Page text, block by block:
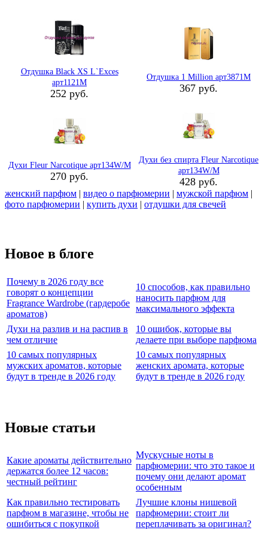
Отдушка Black XS L`Exces
арт1121M
252 руб.
Отдушка 1 Million арт3871M
367 руб.
Духи Fleur Narcotique арт134W/M
270 руб.
Духи без спирта Fleur Narcotique
арт134W/M
428 руб.
женский парфюм | видео о парфюмерии | мужской парфюм |
фото парфюмерии | купить духи | отдушки для свечей
Новое в блоге
Почему в 2026 году все
говорят о концепции
Fragrance Wardrobe (гардеробе
ароматов)
10 способов, как правильно
наносить парфюм для
максимального эффекта
Духи на разлив и на распив в
чем отличие
10 ошибок, которые вы
делаете при выборе парфюма
10 самых популярных
мужских ароматов, которые
будут в тренде в 2026 году
10 самых популярных
женских аромата, которые
будут в тренде в 2026 году
Новые статьи
Какие ароматы действительно
держатся более 12 часов:
честный рейтинг
Мускусные ноты в
парфюмерии: что это такое и
почему они делают аромат
особенным
Как правильно тестировать
парфюм в магазине, чтобы не
ошибиться с покупкой
Лучшие клоны нишевой
парфюмерии: стоит ли
переплачивать за оригинал?